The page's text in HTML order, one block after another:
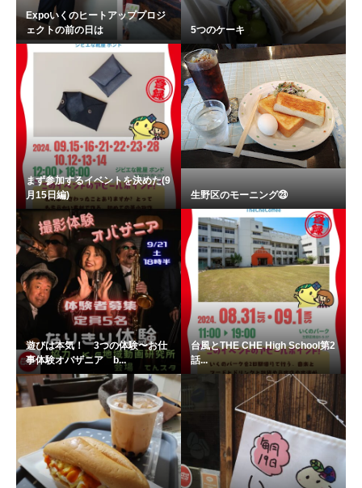
Expoいくのヒートアッププロジ
ェクトの前の日は
5つのケーキ
まず参加するイベントを決めた(9
月15日編)
生野区のモーニング㉓
遊びは本気！ 3つの体験〜お仕
事体験オバザニア b...
台風とTHE CHE High School第2
話...